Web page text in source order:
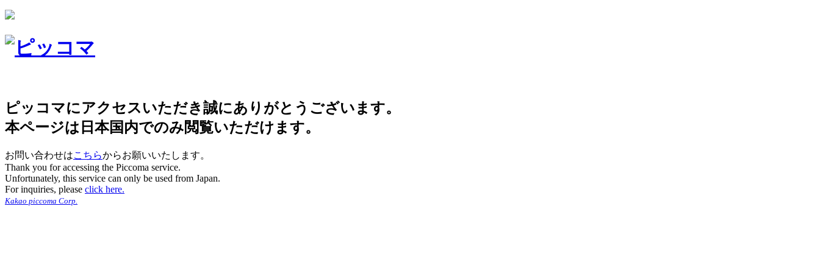
ピッコマにアクセスいただき誠にありがとうございます。
本ページは日本国内でのみ閲覧いただけます。
お問い合わせはこちらからお願いいたします。
Thank you for accessing the Piccoma service.
Unfortunately, this service can only be used from Japan.
For inquiries, please click here.
Kakao piccoma Corp.